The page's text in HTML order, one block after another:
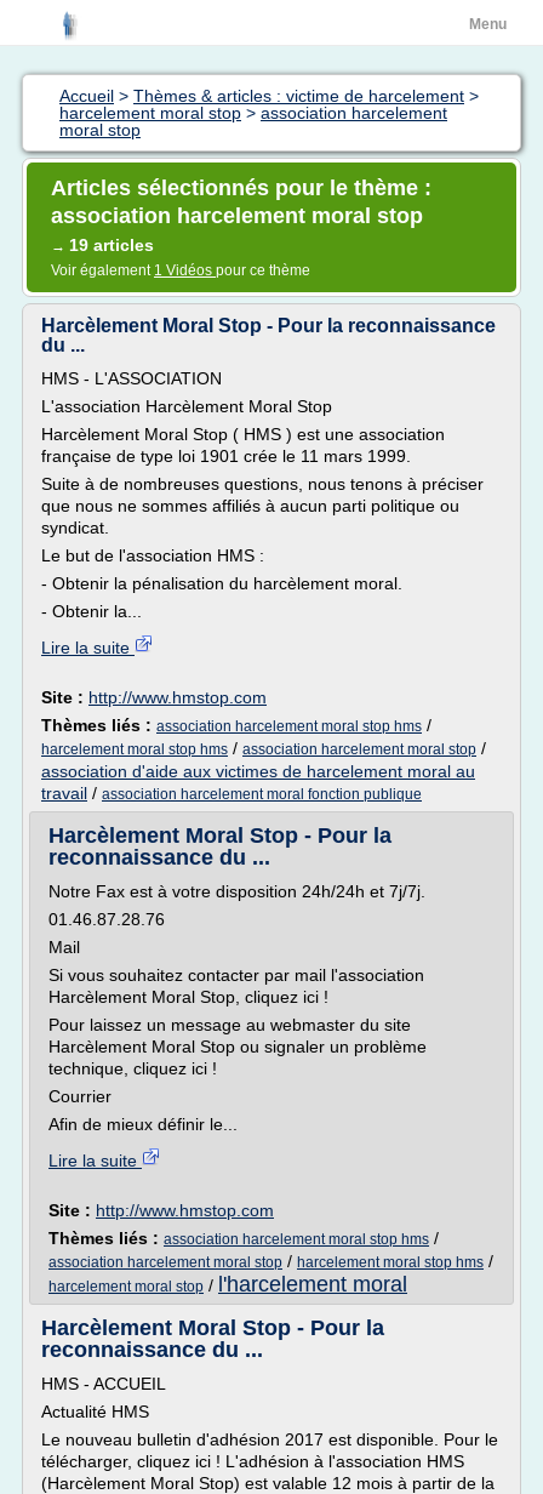
Menu
Accueil > Thèmes & articles : victime de harcelement >
harcelement moral stop > association harcelement
moral stop
Articles sélectionnés pour le thème :
association harcelement moral stop
→ 19 articles
Voir également 1 Vidéos pour ce thème
Harcèlement Moral Stop - Pour la reconnaissance
du ...
HMS - L'ASSOCIATION
L'association Harcèlement Moral Stop
Harcèlement Moral Stop ( HMS ) est une association
française de type loi 1901 crée le 11 mars 1999.
Suite à de nombreuses questions, nous tenons à préciser
que nous ne sommes affiliés à aucun parti politique ou
syndicat.
Le but de l'association HMS :
- Obtenir la pénalisation du harcèlement moral.
- Obtenir la...
Lire la suite
Site : http://www.hmstop.com
Thèmes liés : association harcelement moral stop hms /
harcelement moral stop hms / association harcelement moral stop /
association d'aide aux victimes de harcelement moral au
travail / association harcelement moral fonction publique
Harcèlement Moral Stop - Pour la
reconnaissance du ...
Notre Fax est à votre disposition 24h/24h et 7j/7j.
01.46.87.28.76
Mail
Si vous souhaitez contacter par mail l'association
Harcèlement Moral Stop, cliquez ici !
Pour laissez un message au webmaster du site
Harcèlement Moral Stop ou signaler un problème
technique, cliquez ici !
Courrier
Afin de mieux définir le...
Lire la suite
Site : http://www.hmstop.com
Thèmes liés : association harcelement moral stop hms /
association harcelement moral stop / harcelement moral stop hms /
harcelement moral stop / l'harcelement moral
Harcèlement Moral Stop - Pour la
reconnaissance du ...
HMS - ACCUEIL
Actualité HMS
Le nouveau bulletin d'adhésion 2017 est disponible. Pour le
télécharger, cliquez ici ! L'adhésion à l'association HMS
(Harcèlement Moral Stop) est valable 12 mois à partir de la